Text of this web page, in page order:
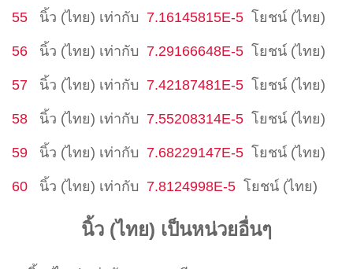
55 นิ้ว (ไทย) เท่ากับ 7.16145815E-5 โยชน์ (ไทย)
56 นิ้ว (ไทย) เท่ากับ 7.29166648E-5 โยชน์ (ไทย)
57 นิ้ว (ไทย) เท่ากับ 7.42187481E-5 โยชน์ (ไทย)
58 นิ้ว (ไทย) เท่ากับ 7.55208314E-5 โยชน์ (ไทย)
59 นิ้ว (ไทย) เท่ากับ 7.68229147E-5 โยชน์ (ไทย)
60 นิ้ว (ไทย) เท่ากับ 7.8124998E-5 โยชน์ (ไทย)
นิ้ว (ไทย) เป็นหน่วยอื่นๆ